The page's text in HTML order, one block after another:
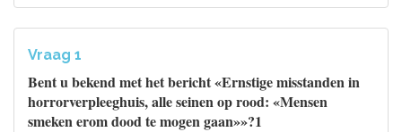
Vraag 1
Bent u bekend met het bericht «Ernstige misstanden in
horrorverpleeghuis, alle seinen op rood: «Mensen
smeken erom dood te mogen gaan»»?1